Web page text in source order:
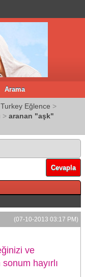
Arama
Eğlence >
> aranan "aşk"
Cevapla
(07-10-2013 03:17 PM)
ve
hayırlı